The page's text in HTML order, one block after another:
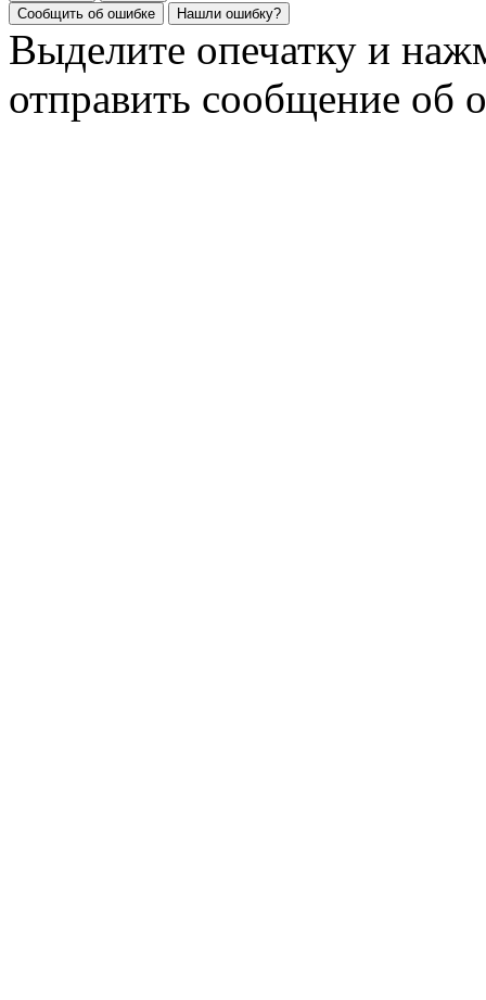
Сообщить об ошибке
Нашли ошибку?
Выделите опечатку и
отправить сообщение об